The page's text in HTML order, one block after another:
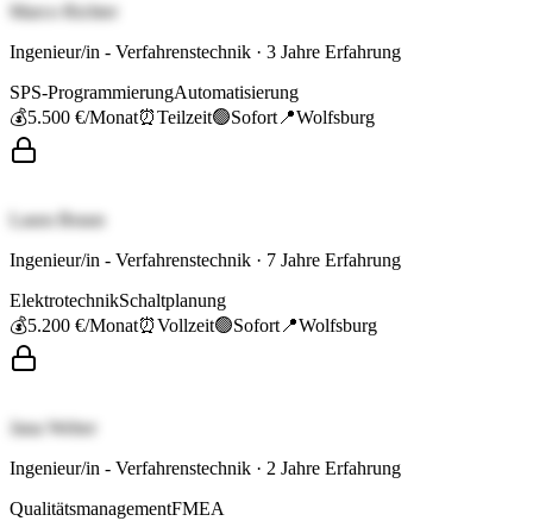
Marco Richter
Ingenieur/in - Verfahrenstechnik · 3 Jahre Erfahrung
SPS-ProgrammierungAutomatisierung
💰5.500 €/Monat⏰Teilzeit🟢Sofort 📍Wolfsburg
Laura Braun
Ingenieur/in - Verfahrenstechnik · 7 Jahre Erfahrung
ElektrotechnikSchaltplanung
💰5.200 €/Monat⏰Vollzeit🟢Sofort 📍Wolfsburg
Jana Weber
Ingenieur/in - Verfahrenstechnik · 2 Jahre Erfahrung
QualitätsmanagementFMEA